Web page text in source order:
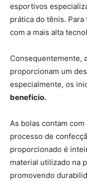
esportivos
prática do tênis.
com a mais alta
Consequentemente,
proporcionam um
especialmente, os
benefício.
As bolas contam
processo de
proporcionado é
material utilizado na
promovendo